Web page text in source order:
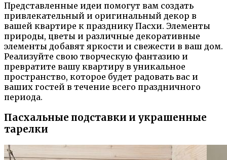
Представленные идеи помогут вам создать
привлекательный и оригинальный декор в
вашей квартире к празднику Пасхи. Элементы
природы, цветы и различные декоративные
элементы добавят яркости и свежести в ваш дом.
Реализуйте свою творческую фантазию и
превратите вашу квартиру в уникальное
пространство, которое будет радовать вас и
ваших гостей в течение всего праздничного
периода.
Пасхальные подставки и украшенные
тарелки